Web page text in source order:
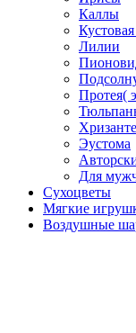
Каллы
Кустовая
Лилии
Протея(
Эустома
Для
Сухоцветы
Мягкие
Воздушные